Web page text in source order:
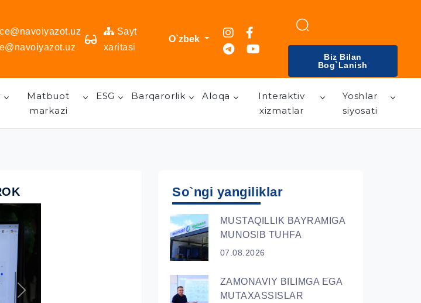
Sayt
xaritasi
O`zbek
Biz Bilan
Bog`lanish
Matbuot
markazi
ESG Barqarorlik Aloqa
Interaktiv
xizmatlar
Yoshlar
siyosati
Next
So`ngi yangiliklar
MUSTAQILLIK BAYRAMIGA
MUNOSIB TUHFA
07.08.2026
ZAMONAVIY BILIMGA EGA
MUTAXASSISLAR